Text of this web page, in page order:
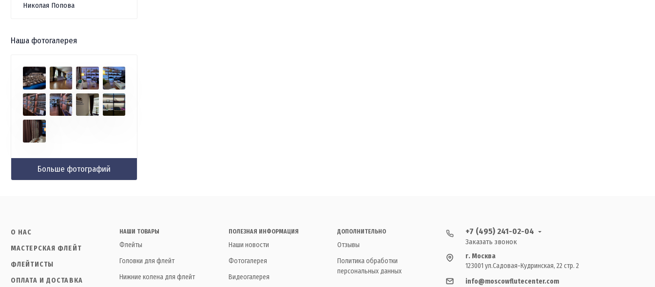
Николая Попова
Наша фотогалерея
Больше фотографий
О НАС
МАСТЕРСКАЯ ФЛЕЙТ
ФЛЕЙТИСТЫ
ОПЛАТА И ДОСТАВКА
НАШИ ТОВАРЫ
Флейты
Головки для флейт
Нижние колена для флейт
ПОЛЕЗНАЯ ИНФОРМАЦИЯ
Наши новости
Фотогалерея
Видеогалерея
ДОПОЛНИТЕЛЬНО
Отзывы
Политика обработки
персональных данных
+7 (495) 241-02-04
Заказать звонок
г. Москва
123001 ул.Садовая-Кудринская, 22 стр. 2
info@moscowflutecenter.com